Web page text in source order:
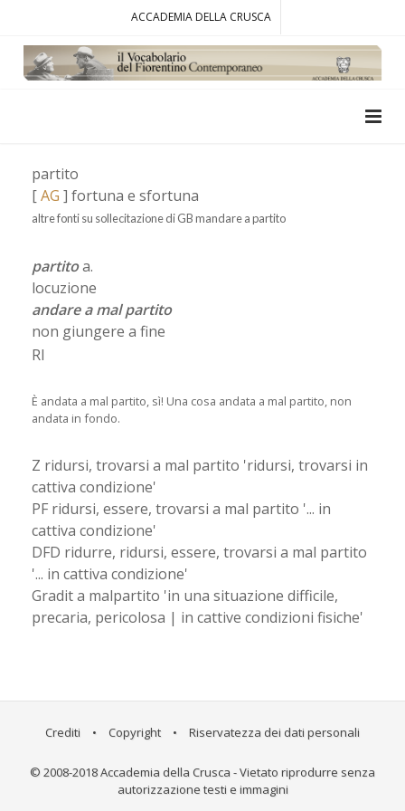
ACCADEMIA DELLA CRUSCA
partito
[AG ] fortuna e sfortuna
altre fonti su sollecitazione di GB mandare a partito
partitoa.
locuzione
andare a mal partito
non giungere a fine
RI
È andata a mal partito, sì! Una cosa andata a mal partito, non
andata in fondo.
Z ridursi, trovarsi a mal partito 'ridursi, trovarsi in
cattiva condizione'
PF ridursi, essere, trovarsi a mal partito '... in
cattiva condizione'
DFD ridurre, ridursi, essere, trovarsi a mal partito
'... in cattiva condizione'
Gradit a malpartito 'in una situazione difficile,
precaria, pericolosa | in cattive condizioni fisiche'
Crediti • Copyright • Riservatezza dei dati personali
© 2008-2018 Accademia della Crusca - Vietato riprodurre senza
autorizzazione testi e immagini